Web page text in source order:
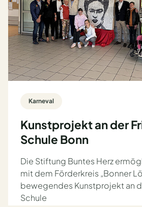
Karneval
Kunstprojekt an der
Schule Bonn
Die Stiftung Buntes Herz
mit dem Förderkreis „Bonner
bewegendes Kunstprojekt an
Schule